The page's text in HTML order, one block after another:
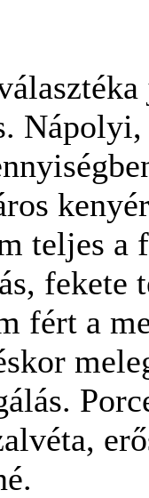
teljes
fekete
fért a